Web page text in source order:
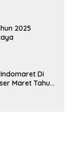
2025
Di
Maret Tahun